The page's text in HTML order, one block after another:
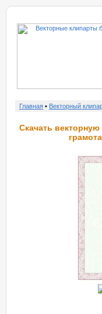
Главная • Векторный
Скачать